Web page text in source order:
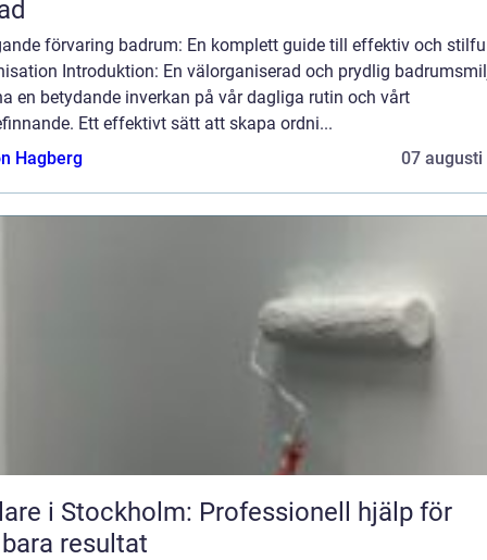
förvaring badrum: En komplett guide till effektiv och
Introduktion: En välorganiserad och prydlig
en betydande inverkan på vår dagliga rutin och vårt
Ett effektivt sätt att skapa ordni...
Hagberg
07 augusti
i Stockholm: Professionell hjälp för
resultat